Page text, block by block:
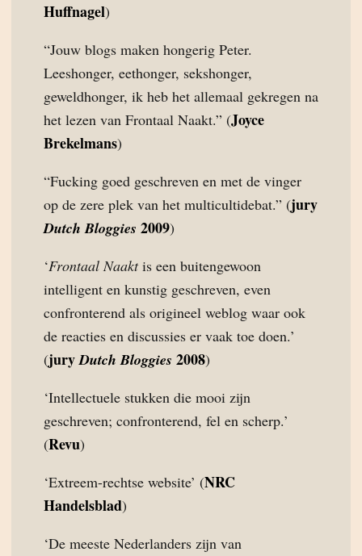
Huffnagel)
“Jouw blogs maken hongerig Peter.
Leeshonger, eethonger, sekshonger,
geweldhonger, ik heb het allemaal gekregen na
het lezen van Frontaal Naakt.” (Joyce
Brekelmans)
“Fucking goed geschreven en met de vinger
op de zere plek van het multicultidebat.” (jury
Dutch Bloggies 2009)
‘Frontaal Naaktis een buitengewoon
intelligent en kunstig geschreven, even
confronterend als origineel weblog waar ook
de reacties en discussies er vaak toe doen.’
(juryDutch Bloggies 2008)
‘Intellectuele stukken die mooi zijn
geschreven; confronterend, fel en scherp.’
(Revu)
‘Extreem-rechtse website’ (NRC
Handelsblad)
‘De meeste Nederlanders zijn van